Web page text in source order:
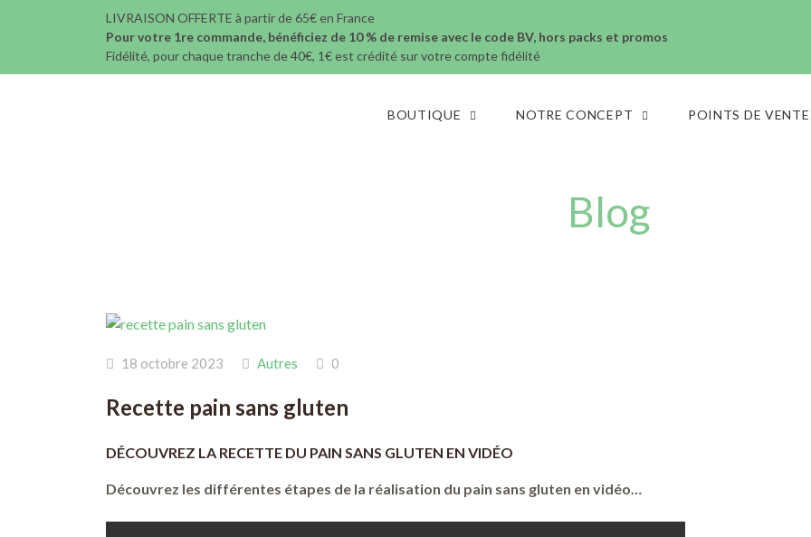
LIVRAISON OFFERTE à partir de 65€ en France
Pour votre 1re commande, bénéficiez de 10 % de remise avec le code BV, hors packs et promos
Fidélité, pour chaque tranche de 40€, 1€ est crédité sur votre compte fidélité
BOUTIQUE NOTRE CONCEPT POINTS DE VENTE
Blog
18 octobre 2023 Autres 0
Recette pain sans gluten
DÉCOUVREZ LA RECETTE DU PAIN SANS GLUTEN EN VIDÉO
Découvrez les différentes étapes de la réalisation du pain sans gluten en vidéo…